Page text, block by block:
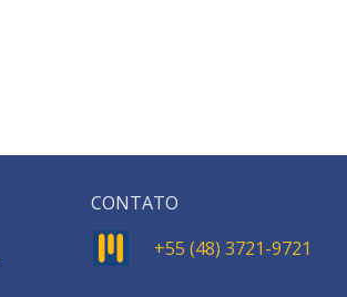
CONTATO
+55 (48) 3721-9721